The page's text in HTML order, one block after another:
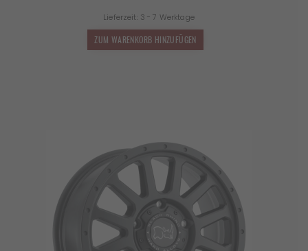
war:
1.990,00 €
Lieferzeit: 3 - 7 Werktage
ZUM WARENKORB HINZUFÜGEN